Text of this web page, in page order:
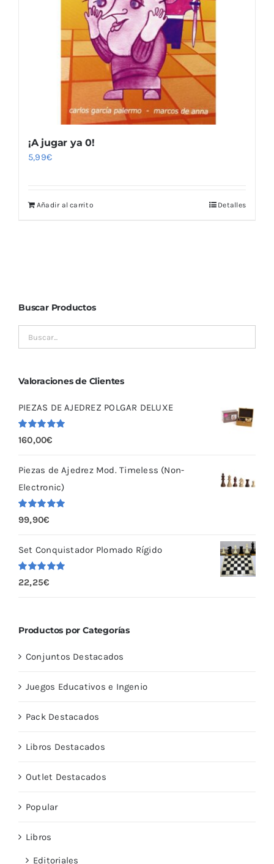
¡A jugar ya 0!
5,99€
Añadir al carrito Detalles
Buscar Productos
Valoraciones de Clientes
PIEZAS DE AJEDREZ POLGAR DELUXE
Valorado
5.00
160,00€
Piezas de Ajedrez Mod. Timeless (Non-
Electronic)
Valorado
con
99,90€
Set Conquistador Plomado Rígido
Valorado
con
22,25€
Productos por Categorías
Conjuntos Destacados
Juegos Educativos e Ingenio
Pack Destacados
Libros Destacados
Outlet Destacados
Popular
Libros
Editoriales